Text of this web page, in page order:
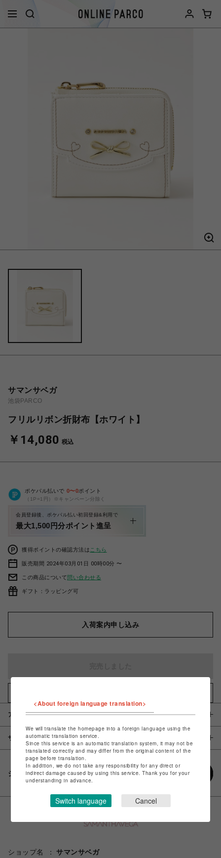
サマンサベガ
池袋PARCO
フリルリボン折財布【ホワイト】
￥14,080 税込
ポケパル払いで 0〜0ポイント
（1P=1円）※キャンペーン分除く
会員登録後、ポケパル払い初回登録&利用で
最大1,500円分ポイント進呈
獲得ポイントの確認方法は こちら
販売期間 2024年03月01日 00時00分 〜
この商品について問い合わせる
ギフト：ラッピング可
入荷案内申し込み
アイテム説明 / 素材
サイズ
シェアする
ショップ名
サマンサベガ
<About foreign language translation>
We will translate the homepage into a foreign language using the
automatic translation service.
Since this service is an automatic translation system, it may not be
translated correctly and may differ from the original content of the
page before translation.
In addition, we do not take any responsibility for any direct or
indirect damage caused by using this service. Thank you for your
understanding in advance.
Switch language Cancel